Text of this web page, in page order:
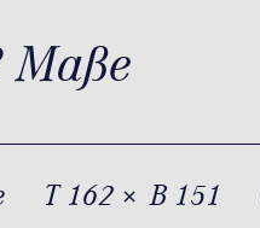
Maße
T 162 × B 151